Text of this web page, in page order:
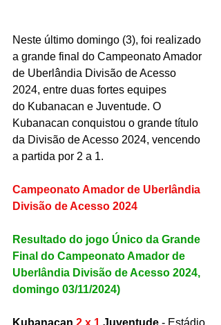
Neste último domingo (3), foi realizado
a grande final do Campeonato Amador
de Uberlândia Divisão de Acesso
2024, entre duas fortes equipes
do Kubanacan e Juventude. O
Kubanacan conquistou o grande título
da Divisão de Acesso 2024, vencendo
a partida por 2 a 1.
Campeonato Amador de Uberlândia
Divisão de Acesso 2024
Resultado do jogo Único da Grande
Final do Campeonato Amador de
Uberlândia Divisão de Acesso 2024,
domingo 03/11/2024)
Kubanacan 2 x 1 Juventude - Estádio